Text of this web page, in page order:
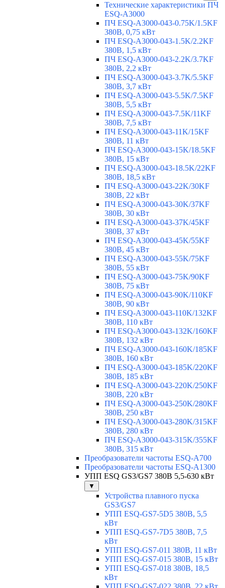
Технические характеристики ПЧ
ESQ-A3000
ПЧ ESQ-A3000-043-0.75K/1.5KF
380В, 0,75 кВт
ПЧ ESQ-A3000-043-1.5K/2.2KF
380В, 1,5 кВт
ПЧ ESQ-A3000-043-2.2K/3.7KF
380В, 2,2 кВт
ПЧ ESQ-A3000-043-3.7K/5.5KF
380В, 3,7 кВт
ПЧ ESQ-A3000-043-5.5K/7.5KF
380В, 5,5 кВт
ПЧ ESQ-A3000-043-7.5K/11KF
380В, 7,5 кВт
ПЧ ESQ-A3000-043-11K/15KF
380В, 11 кВт
ПЧ ESQ-A3000-043-15K/18.5KF
380В, 15 кВт
ПЧ ESQ-A3000-043-18.5K/22KF
380В, 18,5 кВт
ПЧ ESQ-A3000-043-22K/30KF
380В, 22 кВт
ПЧ ESQ-A3000-043-30K/37KF
380В, 30 кВт
ПЧ ESQ-A3000-043-37K/45KF
380В, 37 кВт
ПЧ ESQ-A3000-043-45K/55KF
380В, 45 кВт
ПЧ ESQ-A3000-043-55K/75KF
380В, 55 кВт
ПЧ ESQ-A3000-043-75K/90KF
380В, 75 кВт
ПЧ ESQ-A3000-043-90K/110KF
380В, 90 кВт
ПЧ ESQ-A3000-043-110K/132KF
380В, 110 кВт
ПЧ ESQ-A3000-043-132K/160KF
380В, 132 кВт
ПЧ ESQ-A3000-043-160K/185KF
380В, 160 кВт
ПЧ ESQ-A3000-043-185K/220KF
380В, 185 кВт
ПЧ ESQ-A3000-043-220K/250KF
380В, 220 кВт
ПЧ ESQ-A3000-043-250K/280KF
380В, 250 кВт
ПЧ ESQ-A3000-043-280K/315KF
380В, 280 кВт
ПЧ ESQ-A3000-043-315K/355KF
380В, 315 кВт
Преобразователи частоты ESQ-A700
Преобразователи частоты ESQ-A1300
УПП ESQ GS3/GS7 380В 5,5-630 кВт
▼
Устройства плавного пуска
GS3/GS7
УПП ESQ-GS7-5D5 380В, 5,5
кВт
УПП ESQ-GS7-7D5 380В, 7,5
кВт
УПП ESQ-GS7-011 380В, 11 кВт
УПП ESQ-GS7-015 380В, 15 кВт
УПП ESQ-GS7-018 380В, 18,5
кВт